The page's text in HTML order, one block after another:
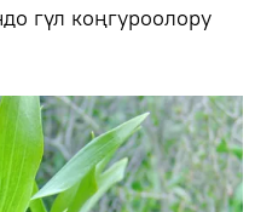
гүл коңгуроолору